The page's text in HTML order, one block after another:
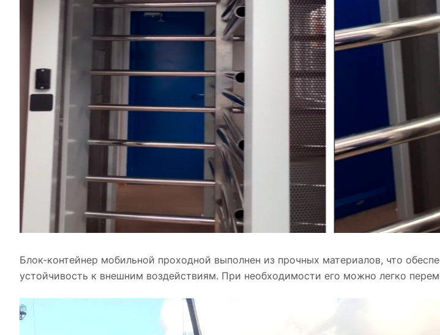
Блок-контейнер мобильной проходной выполнен из прочных материалов, что
устойчивость к внешним воздействиям. При необходимости его можно легко